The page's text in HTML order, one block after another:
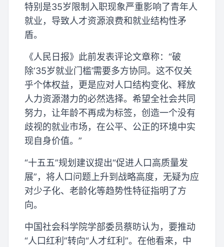
特别是35岁限制入职现象严重影响了青年人
就业，导致人才资源浪费和就业结构性矛
盾。
《人民日报》此前发表评论文章称：“破
除‘35岁就业门槛’需要多方协同。这不仅关
乎个体权益，更是应对人口结构变化、释放
人力资源潜力的必然选择。希望全社会共同
努力，让年龄不再成为标签，创造一个没有
歧视的就业市场，在公平、公正的环境中实
现自身价值。”
“十五五”规划建议提出“促进人口高质量发
展”，将人口问题上升到战略高度，无疑为应
对少子化、老龄化等趋势性特征指明了方
向。
中国社会科学院学部委员蔡昉认为，要推动
“人口红利”转向“人才红利”。在他看来，中